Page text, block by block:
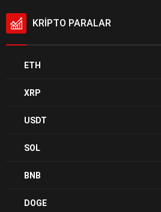
KRİPTO PARALAR
ETH
XRP
USDT
SOL
BNB
DOGE